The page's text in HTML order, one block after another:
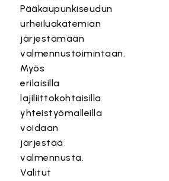
Pääkaupunkiseudun
urheiluakatemian
järjestämään
valmennustoimintaan.
Myös
erilaisilla
lajiliittokohtaisilla
yhteistyömalleilla
voidaan
järjestää
valmennusta.
Valitut